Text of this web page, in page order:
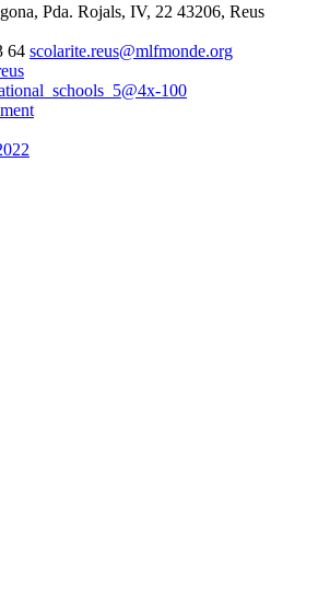
Pda. Rojals, IV, 22 43206, Reus
64 scolarite.reus@mlfmonde.org